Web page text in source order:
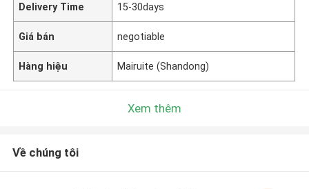
Delivery Time 15-30days
Giá bán negotiable
Hàng hiệu Mairuite (Shandong)
Xem thêm
Về chúng tôi